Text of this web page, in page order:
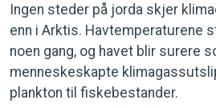
Ingen steder på jorda skjer
enn i Arktis. Havtemperaturene
noen gang, og havet blir surere
menneskeskapte
plankton til fiskebestander.